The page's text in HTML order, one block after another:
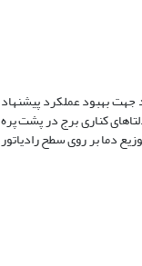
جهت بهبود عملکرد پیشنهاد
کناری برج در پشت پره
ورودی تا حدود 35درصد افزایش یافته وهمچنین توزیع دما بر روی سطح رادیاتور